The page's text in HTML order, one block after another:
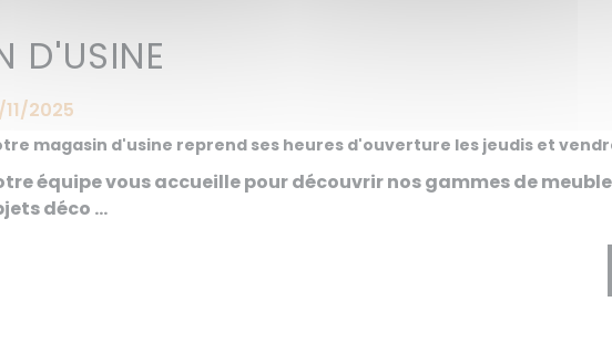
D'USINE
11/2025
magasin d'usine reprend ses heures d'ouverture les jeudis et
équipe vous accueille pour découvrir nos gammes de
déco ...